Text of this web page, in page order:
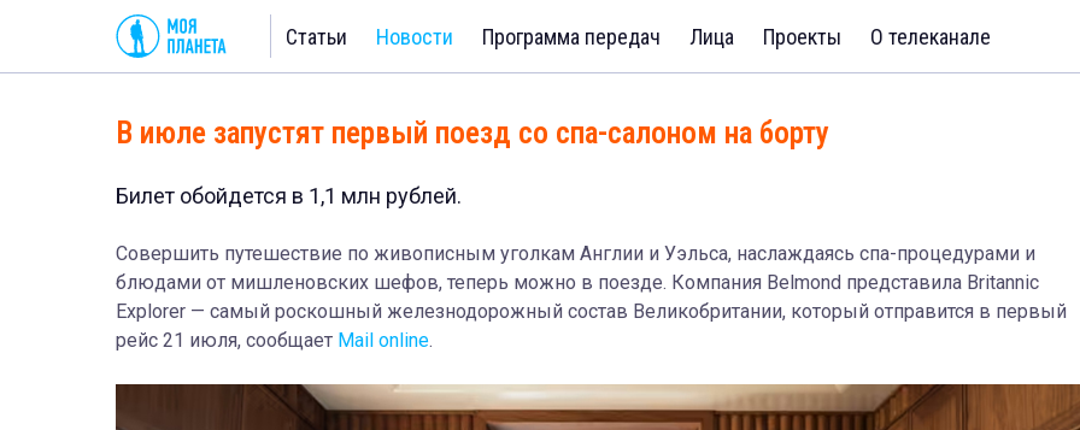
Статьи Новости Программа передач Лица Проекты О телеканале
В июле запустят первый поезд со спа-салоном на борту
Билет обойдется в 1,1 млн рублей.
Совершить путешествие по живописным уголкам Англии и Уэльса, наслаждаясь спа-процедурами и
блюдами от мишленовских шефов, теперь можно в поезде. Компания Belmond представила Britannic
Explorer — самый роскошный железнодорожный состав Великобритании, который отправится в первый
рейс 21 июля, сообщает Mail online.